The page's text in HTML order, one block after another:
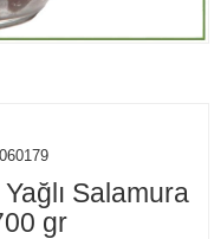
Salamura
gr